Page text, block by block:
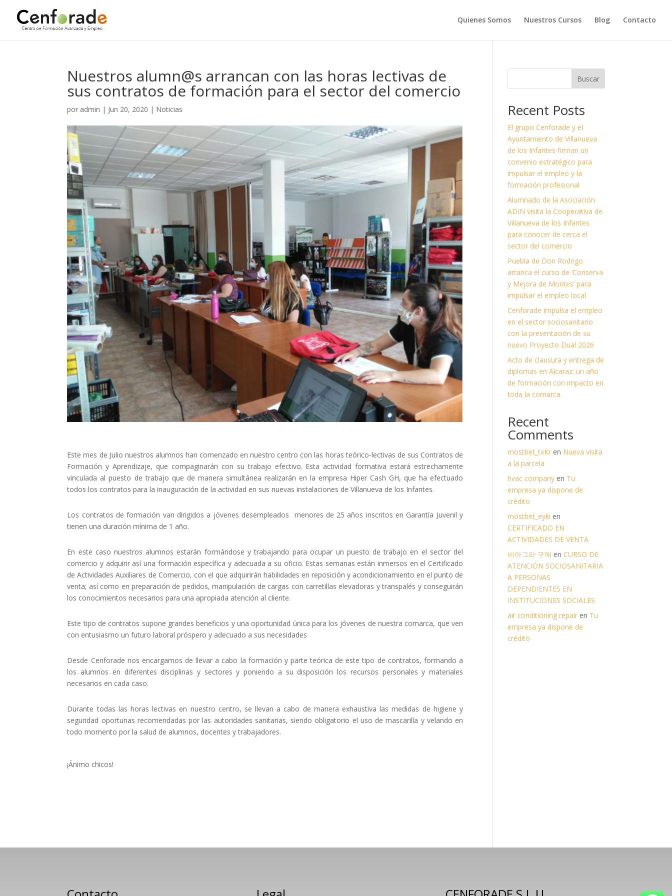
Quienes Somos Nuestros Cursos Blog Contacto
Nuestros alumn@s arrancan con las horas lectivas de
sus contratos de formación para el sector del comercio
por admin | Jun 20, 2020 | Noticias
Este mes de Julio nuestros alumnos han comenzado en nuestro centro con las horas teórico-lectivas de sus Contratos de
Formación y Aprendizaje, que compaginarán con su trabajo efectivo. Esta actividad formativa estará estrechamente
vinculada al puesto de trabajo que de manera simultánea realizarán en la empresa Hiper Cash GH, que ha efectuado
todos los contratos para la inauguración de la actividad en sus nuevas instalaciones de Villanueva de los Infantes.
Los contratos de formación van dirigidos a jóvenes desempleados menores de 25 años inscritos en Garantía Juvenil y
tienen una duración mínima de 1 año.
En este caso nuestros alumnos estarán formándose y trabajando para ocupar un puesto de trabajo en el sector del
comercio y adquirir así una formación específica y adecuada a su oficio. Estas semanas están inmersos en el Certificado
de Actividades Auxiliares de Comercio, con el que adquirirán habilidades en reposición y acondicionamiento en el punto de
venta; así como en preparación de pedidos, manipulación de cargas con carretillas elevadoras y transpalés y conseguirán
los conocimientos necesarios para una apropiada atención al cliente.
Este tipo de contratos supone grandes beneficios y una oportunidad única para los jóvenes de nuestra comarca, que ven
con entusiasmo un futuro laboral próspero y adecuado a sus necesidades
Desde Cenforade nos encargamos de llevar a cabo la formación y parte teórica de este tipo de contratos, formando a
los alumnos en diferentes disciplinas y sectores y poniendo a su disposición los recursos personales y materiales
necesarios en cada caso.
Durante todas las horas lectivas en nuestro centro, se llevan a cabo de manera exhaustiva las medidas de higiene y
seguridad oportunas recomendadas por las autoridades sanitarias, siendo obligatorio el uso de mascarilla y velando en
todo momento por la salud de alumnos, docentes y trabajadores.
¡Ánimo chicos!
Buscar
Recent Posts
El grupo Cenforade y el
Ayuntamiento de Villanueva
de los Infantes firman un
convenio estratégico para
impulsar el empleo y la
formación profesional
Alumnado de la Asociación
ADIN visita la Cooperativa de
Villanueva de los Infantes
para conocer de cerca el
sector del comercio
Puebla de Don Rodrigo
arranca el curso de ‘Conserva
y Mejora de Montes’ para
impulsar el empleo local
Cenforade impulsa el empleo
en el sector sociosanitario
con la presentación de su
nuevo Proyecto Dual 2026
Acto de clausura y entrega de
diplomas en Alcaraz: un año
de formación con impacto en
toda la comarca.
Recent
Comments
mostbet_txKr en Nueva visita
a la parcela
hvac company en Tu
empresa ya dispone de
crédito
mostbet_eyki en
CERTIFICADO EN
ACTIVIDADES DE VENTA
비아그라 구매 en CURSO DE
ATENCIÓN SOCIOSANITARIA
A PERSONAS
DEPENDIENTES EN
INSTITUCIONES SOCIALES
air conditioning repair en Tu
empresa ya dispone de
crédito